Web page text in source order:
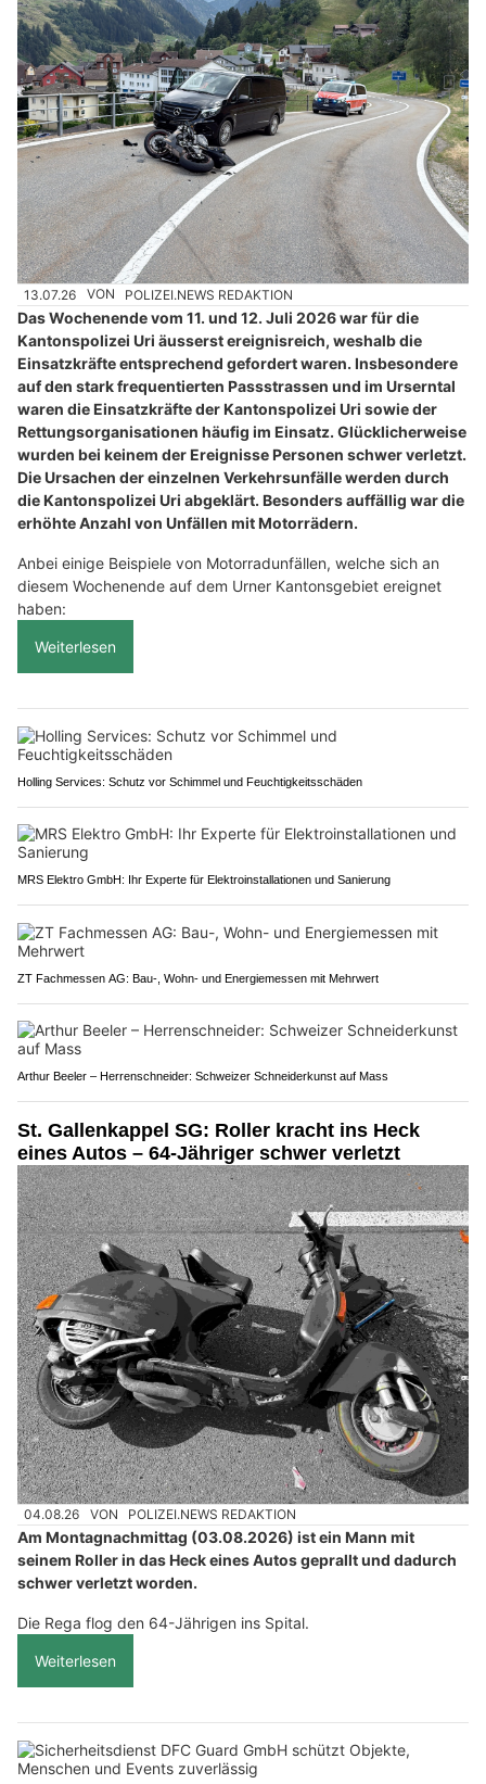
13.07.26 VON POLIZEI.NEWS REDAKTION
Das Wochenende vom 11. und 12. Juli 2026 war für die
Kantonspolizei Uri äusserst ereignisreich, weshalb die
Einsatzkräfte entsprechend gefordert waren. Insbesondere
auf den stark frequentierten Passstrassen und im Urserntal
waren die Einsatzkräfte der Kantonspolizei Uri sowie der
Rettungsorganisationen häufig im Einsatz. Glücklicherweise
wurden bei keinem der Ereignisse Personen schwer verletzt.
Die Ursachen der einzelnen Verkehrsunfälle werden durch
die Kantonspolizei Uri abgeklärt. Besonders auffällig war die
erhöhte Anzahl von Unfällen mit Motorrädern.
Anbei einige Beispiele von Motorradunfällen, welche sich an
diesem Wochenende auf dem Urner Kantonsgebiet ereignet
haben:
Weiterlesen
Holling Services: Schutz vor Schimmel und Feuchtigkeitsschäden
MRS Elektro GmbH: Ihr Experte für Elektroinstallationen und Sanierung
ZT Fachmessen AG: Bau-, Wohn- und Energiemessen mit Mehrwert
Arthur Beeler – Herrenschneider: Schweizer Schneiderkunst auf Mass
St. Gallenkappel SG: Roller kracht ins Heck
eines Autos – 64-Jähriger schwer verletzt
04.08.26 VON POLIZEI.NEWS REDAKTION
Am Montagnachmittag (03.08.2026) ist ein Mann mit
seinem Roller in das Heck eines Autos geprallt und dadurch
schwer verletzt worden.
Die Rega flog den 64-Jährigen ins Spital.
Weiterlesen